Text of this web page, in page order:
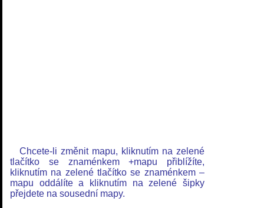
Chcete-li změnit mapu, kliknutím na zelené
tlačítko se znaménkem +mapu přiblížíte,
kliknutím na zelené tlačítko se znaménkem –
mapu oddálíte a kliknutím na zelené šipky
přejdete na sousední mapy.